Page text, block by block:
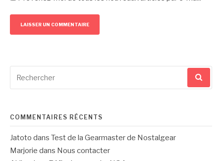
pour
COMMENTAIRES RÉCENTS
Jatoto dans Test de la Gearmaster de Nostalgear
Marjorie dans Nous contacter